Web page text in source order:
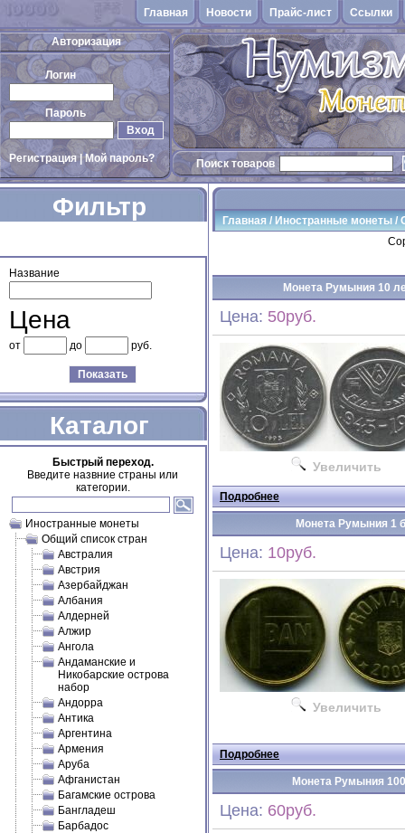
Главная Новости Прайс-лист Cсылки
Авторизация
Логин
Пароль
Вход
Регистрация|Мой пароль? Поиск товаров
Фильтр
Название
Цена
от до руб.
Показать
Каталог
Быстрый переход.
Введите назвние страны или
категории.
Иностранные монеты
Общий список стран
Австралия
Австрия
Азербайджан
Албания
Алдерней
Алжир
Ангола
Андаманские и
Никобарские острова
набор
Андорра
Антика
Аргентина
Армения
Аруба
Афганистан
Багамские острова
Бангладеш
Барбадос
Главная / Иностранные монеты/
Монета Румыния 10
Цена: 50руб.
Увеличить
Подробнее
Монета Румыния 1
Цена: 10руб.
Увеличить
Подробнее
Монета Румыния
Цена: 60руб.